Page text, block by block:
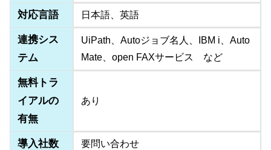
対応言語 日本語、英語
連携シス
テム
UiPath、Autoジョブ名人、IBM i、Auto
Mate、open FAXサービス など
無料トラ
イアルの
有無
あり
導入社数 要問い合わせ